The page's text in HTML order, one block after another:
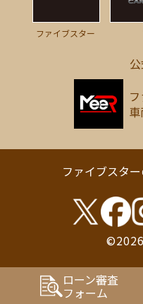
ファイブスター
ファイブスタ
©2026
ローン審査
フォーム